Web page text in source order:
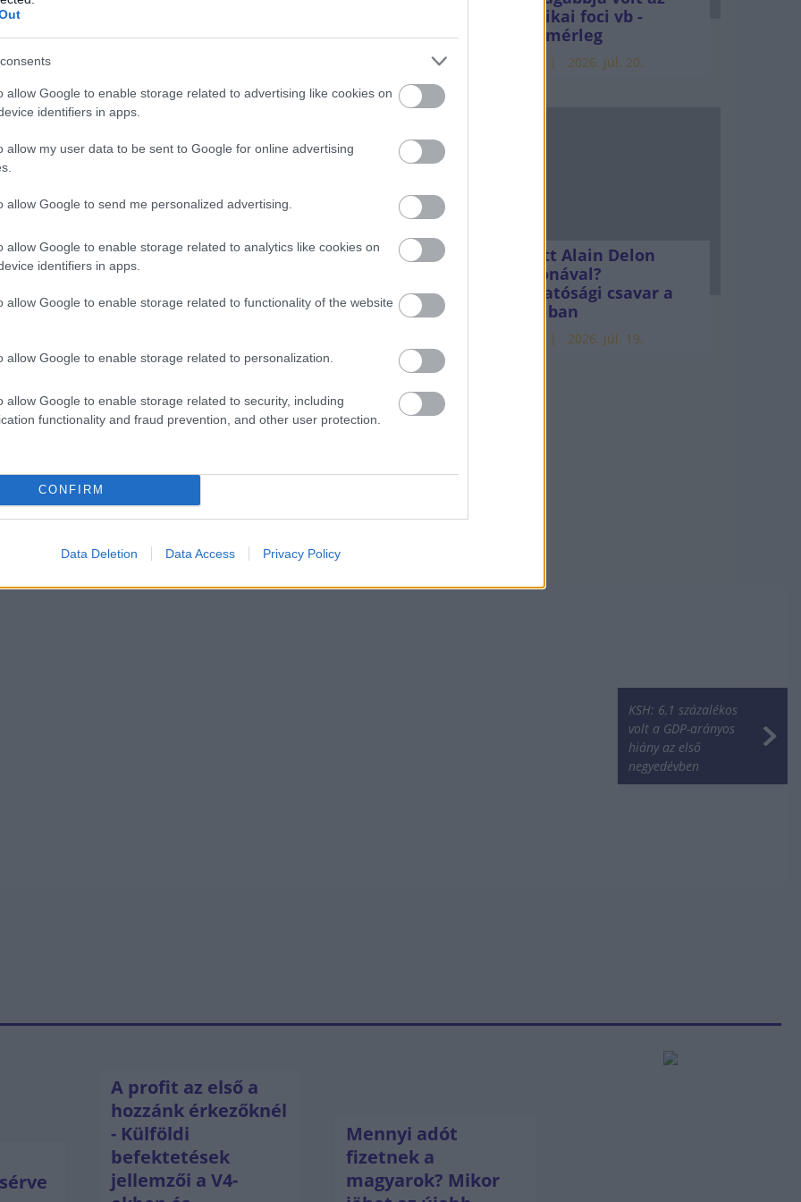
allow Google to enable storage related to advertising like cookies on
identifiers in apps.
allow my user data to be sent to Google for online advertising
allow Google to send me personalized advertising.
allow Google to enable storage related to analytics like cookies on
identifiers in apps.
allow Google to enable storage related to functionality of the website
allow Google to enable storage related to personalization.
allow Google to enable storage related to security, including
functionality and fraud prevention, and other user protection.
CONFIRM
Data Deletion Data Access Privacy Policy
után továbbtanulók közül
diákot technikumba vették fel
felvételi eljárásban pedig a tavalyinál mintegy
22 ezren jelentkeztek szakgimnáziumi,
vagy felsőoktatási szakképzésbe.
a cégeknek részt venni a duális szakképzésben
várja a szakképzést választó nyolcadikosokat
amerikai foci vb -
gyorsmérleg
2026. júl. 20.
Mi lett Alain Delon
vagyonával?
Adóhatósági csavar a
sztoriban
2026. júl. 19.
KSH: 6,1 százalékos
volt a GDP-arányos
hiány az első
negyedévben
A profit az első a
hozzánk érkezőknél
- Külföldi
befektetések
jellemzői a V4-
Mennyi adót
fizetnek a
magyarok? Mikor